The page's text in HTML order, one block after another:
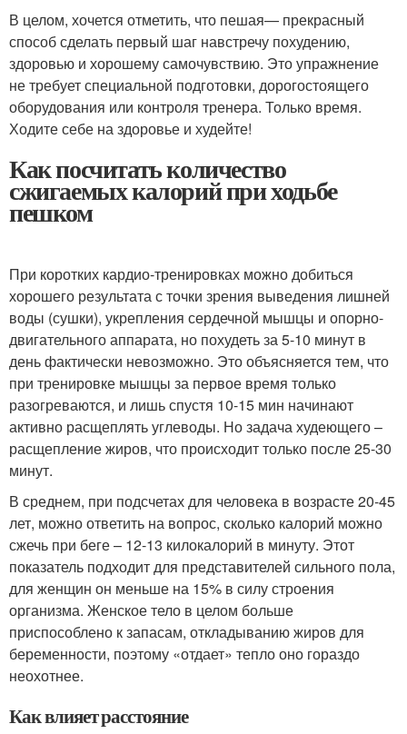
В целом, хочется отметить, что пешая— прекрасный
способ сделать первый шаг навстречу похудению,
здоровью и хорошему самочувствию. Это упражнение
не требует специальной подготовки, дорогостоящего
оборудования или контроля тренера. Только время.
Ходите себе на здоровье и худейте!
Как посчитать количество
сжигаемых калорий при ходьбе
пешком
При коротких кардио-тренировках можно добиться
хорошего результата с точки зрения выведения лишней
воды (сушки), укрепления сердечной мышцы и опорно-
двигательного аппарата, но похудеть за 5-10 минут в
день фактически невозможно. Это объясняется тем, что
при тренировке мышцы за первое время только
разогреваются, и лишь спустя 10-15 мин начинают
активно расщеплять углеводы. Но задача худеющего –
расщепление жиров, что происходит только после 25-30
минут.
В среднем, при подсчетах для человека в возрасте 20-45
лет, можно ответить на вопрос, сколько калорий можно
сжечь при беге – 12-13 килокалорий в минуту. Этот
показатель подходит для представителей сильного пола,
для женщин он меньше на 15% в силу строения
организма. Женское тело в целом больше
приспособлено к запасам, откладыванию жиров для
беременности, поэтому «отдает» тепло оно гораздо
неохотнее.
Как влияет расстояние